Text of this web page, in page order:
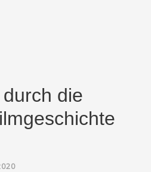
die